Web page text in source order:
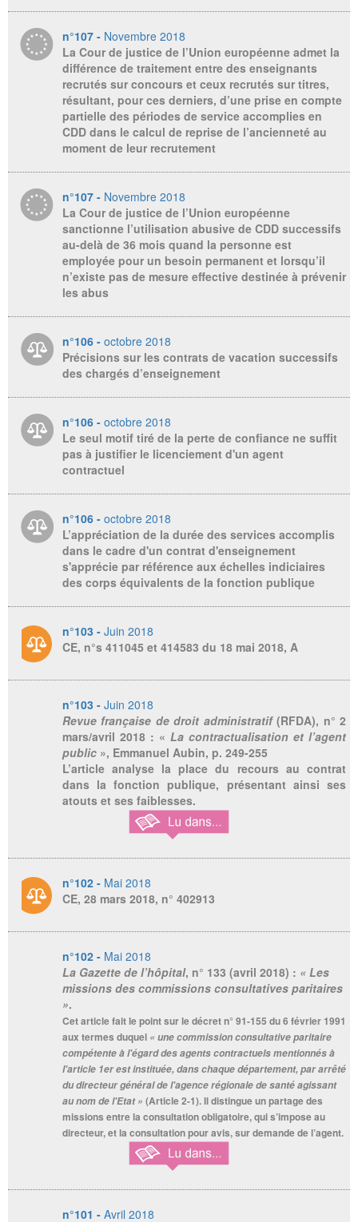
n°107 - Novembre 2018
La Cour de justice de l’Union européenne admet la
différence de traitement entre des enseignants
recrutés sur concours et ceux recrutés sur titres,
résultant, pour ces derniers, d’une prise en compte
partielle des périodes de service accomplies en
CDD dans le calcul de reprise de l’ancienneté au
moment de leur recrutement
n°107 - Novembre 2018
La Cour de justice de l’Union européenne
sanctionne l’utilisation abusive de CDD successifs
au-delà de 36 mois quand la personne est
employée pour un besoin permanent et lorsqu’il
n’existe pas de mesure effective destinée à prévenir
les abus
n°106 - octobre 2018
Précisions sur les contrats de vacation successifs
des chargés d’enseignement
n°106 - octobre 2018
Le seul motif tiré de la perte de confiance ne suffit
pas à justifier le licenciement d'un agent
contractuel
n°106 - octobre 2018
L’appréciation de la durée des services accomplis
dans le cadre d'un contrat d'enseignement
s'apprécie par référence aux échelles indiciaires
des corps équivalents de la fonction publique
n°103 - Juin 2018
CE, n°s 411045 et 414583 du 18 mai 2018, A
n°103 - Juin 2018
Revue française de droit administratif(RFDA), n° 2
mars/avril 2018 : « La contractualisation et l’agent
public», Emmanuel Aubin, p. 249-255
L’article analyse la place du recours au contrat
dans la fonction publique, présentant ainsi ses
atouts et ses faiblesses.
n°102 - Mai 2018
CE, 28 mars 2018, n° 402913
n°102 - Mai 2018
La Gazette de l’hôpital, n° 133 (avril 2018) : « Les
missions des commissions consultatives paritaires
».
Cet article fait le point sur le décret n° 91-155 du 6 février 1991
aux termes duquel « une commission consultative paritaire
compétente à l'égard des agents contractuels mentionnés à
l'article 1er est instituée, dans chaque département, par arrêté
du directeur général de l'agence régionale de santé agissant
au nom de l'Etat » (Article 2-1). Il distingue un partage des
missions entre la consultation obligatoire, qui s’impose au
directeur, et la consultation pour avis, sur demande de l’agent.
n°101 - Avril 2018